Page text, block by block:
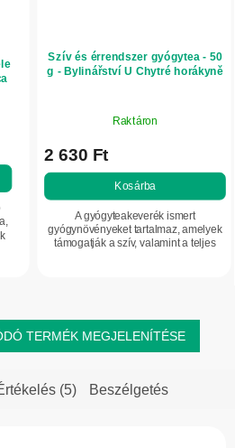
Szív és érrendszer gyógytea - 50
g - Bylinářství U Chytré horákyně
Raktáron
2 630 Ft
Kosárba
A gyógyteakeverék ismert
gyógynövényeket tartalmaz, amelyek
támogatják a szív, valamint a teljes
TERMÉK MEGJELENÍTÉSE
(5) Beszélgetés